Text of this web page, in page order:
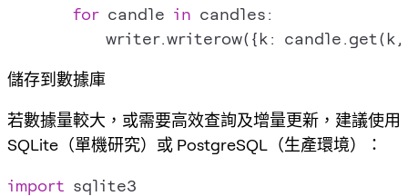
for candle in candles:
writer.writerow({k:
儲存到數據庫
若數據量較大，或需要高效查詢及增量更新，建議使用
SQLite（單機研究）或 PostgreSQL（生產環境）：
import sqlite3